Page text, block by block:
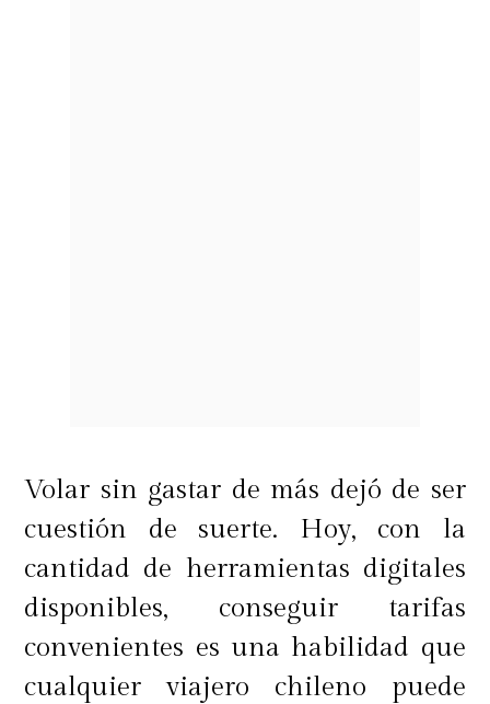
Volar sin gastar de más dejó de ser
cuestión de suerte. Hoy, con la
cantidad de herramientas digitales
disponibles, conseguir tarifas
convenientes es una habilidad que
cualquier viajero chileno puede